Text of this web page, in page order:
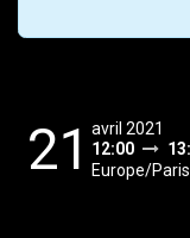
21
avril 2021
12:00
Europe/Paris